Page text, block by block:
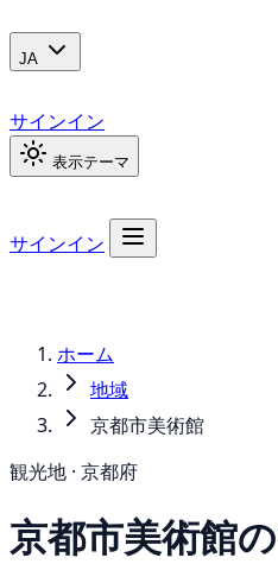
JA
サインイン
表示テーマ
サインイン
ホーム
地域
京都市美術館
観光地 · 京都府
京都市美術館の